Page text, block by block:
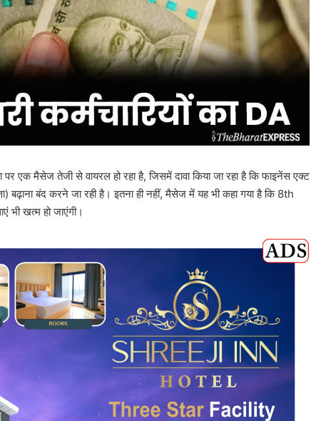
एक मैसेज तेजी से वायरल हो रहा है, जिसमें दावा किया जा रहा है कि फाइनेंस एक्ट
बढ़ाना बंद करने जा रही है। इतना ही नहीं, मैसेज में यह भी कहा गया है कि 8th
खत्म हो जाएंगी।